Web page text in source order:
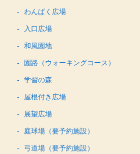
わんぱく広場
入口広場
和風園地
園路（ウォーキングコース）
学習の森
屋根付き広場
展望広場
庭球場（要予約施設）
弓道場（要予約施設）